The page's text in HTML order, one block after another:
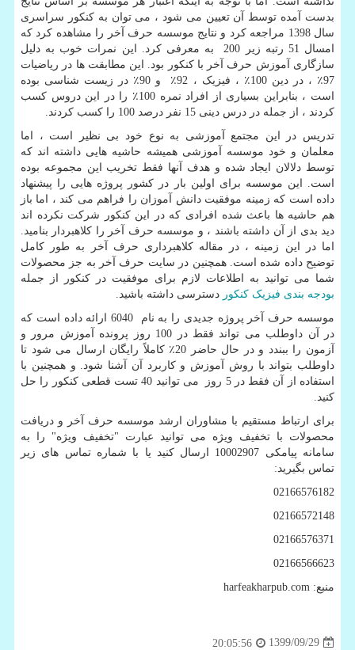
بدست آمده توسط آن تعیین می شود ، می توان به کنکور سراسری
سال 1398 مراجعه کرد و نتایج موسسه حرف آخر را مشاهده کرد که
امسال 51 رتبه زیر 200 به معرفی کرد. این نمرات خوب به دلیل
سازگاری آموزش حرف آخر با کنکور بود. این مطابقت ها در ریاضیات
97٪ ، در دین 100٪ ، فیزیک ، 92٪ و 90٪ در زیست شناسی بوده
است ، بنابراین بسیاری از افراد نمره 100٪ را در این دروس کسب
کردند ، از جمله در درس دینی 15 نفر درصد 100 را کسب کردند.
تدریس در این مجتمع آموزشی به نوع خود بی نظیر است ، اما
معلمان و خود موسسه آموزشی همیشه حاشیه هایی داشته اند که
توسط دلالان ایجاد شده و هدف آنها فقط تخریب این مجموعه بوده
است. این موسسه برای اولین بار در کشور پروژه هایی را پیشنهاد
داده است که زمینه موفقیت دانش آموزان را فراهم می کند ، اما باز
هم حاشیه ها باعث شده افرادی که در این کنکور شرکت نکرده اند
دید بدی از آن داشته باشند ، و موسسه حرف آخر را کلاهبردار بنامید.
اما در این زمینه ، در مقاله کلاهبرداری حرف آخر به طور کامل
توضیح داده شده است. همچنین در سایت حرف آخر به جز محصولات
شما می توانید به اطلاعات لازم برای موفقیت در کنکور از جمله
بودجه بندی فیزیک کنکور دسترسی داشته باشید.
موسسه حرف آخر پروژه جدیدی را به نام 6040 ارائه داده است كه
در آن داوطلب می تواند فقط در 100 روز پرونده آموزش مرور و
آزمون را ببندد و در حال حاضر 20٪ كاملاً رایگان ارسال می شود تا
داوطلب بتواند با روش آموزش و کاربرد آن آشنا شود. و همچنین با
استفاده از آن فقط در 5 روز می توانید 40 تست قطعی کنکور را حل
کنید.
برای ارتباط مستقیم با مشاوران ارشد موسسه حرف آخر و دریافت
محصولات با تخفیف ویژه می توانید عبارت "تخفیف ویژه" را به
سامانه پیامکی 10002907 ارسال کنید یا با شماره تماس های زیر
تماس بگیرید:
02166576182
02166572148
02166576371
02166566623
منبع: harfeakharpub.com
1399/09/29
20:05:56